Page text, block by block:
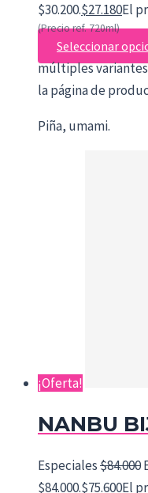
$30.200.$27.180El
(Precio ref. 720ml)
Seleccionar
múltiples
la página de
Piña, umami.
¡Oferta!
NANBU
Especiales$84.000
$84.000.$75.600El